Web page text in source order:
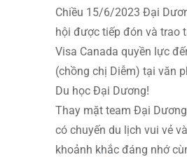
Chiều 15/6/2023 Đại
hội được tiếp đón và trao
Visa Canada quyền lực
(chồng chị Diễm) tại văn
Du học Đại Dương!
Thay mặt team Đại
có chuyến du lịch vui vẻ
khoảnh khắc đáng nhớ